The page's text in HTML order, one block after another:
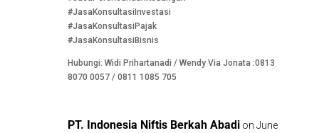
#JasaKonsultasiInvestasi
#JasaKonsultasiPajak
#JasaKonsultasiBisnis
Hubungi: Widi Prihartanadi / Wendy Via Jonata :0813
8070 0057 / 0811 1085 705
PT. Indonesia Niftis Berkah Abadi on June